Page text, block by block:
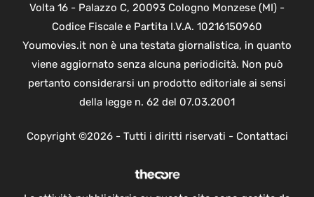
Volta 16 - Palazzo C, 20093 Cologno Monzese (MI) -
Codice Fiscale e Partita I.V.A. 10216150960
Youmovies.it non è una testata giornalistica, in quanto
viene aggiornato senza alcuna periodicità. Non può
pertanto considerarsi un prodotto editoriale ai sensi
della legge n. 62 del 07.03.2001
Copyright ©2026 - Tutti i diritti riservati - Contattaci